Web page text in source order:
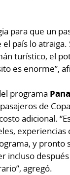
para que un
país lo atraiga.
turístico, el
es enorme”,
programa
de
adicional.
experiencias
y pronto
incluso
agregó.